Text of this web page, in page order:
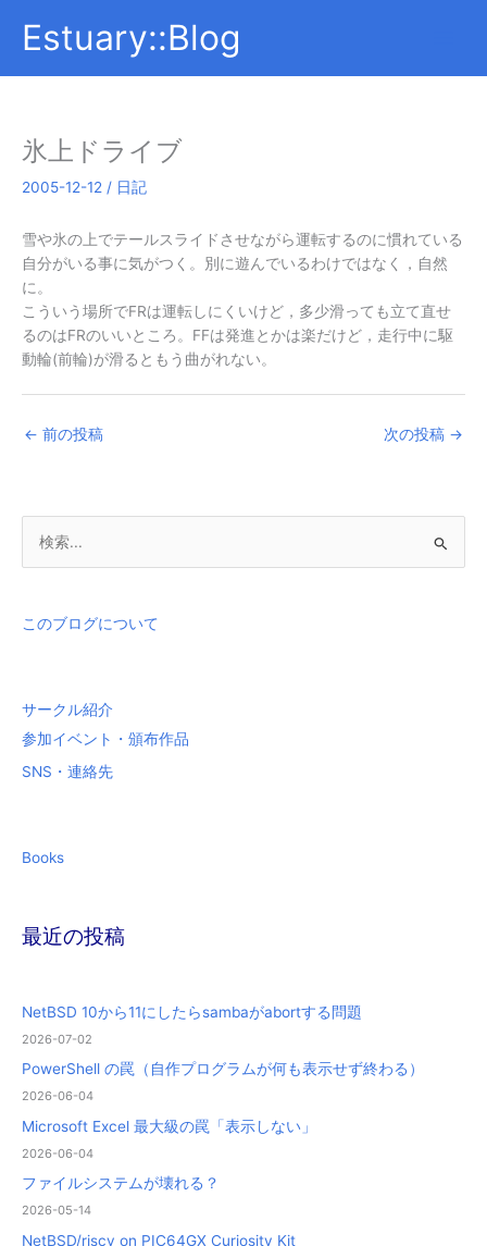
Estuary::Blog
氷上ドライブ
2005-12-12 / 日記
雪や氷の上でテールスライドさせながら運転するのに慣れている
自分がいる事に気がつく。別に遊んでいるわけではなく，自然
に。
こういう場所でFRは運転しにくいけど，多少滑っても立て直せ
るのはFRのいいところ。FFは発進とかは楽だけど，走行中に駆
動輪(前輪)が滑るともう曲がれない。
← 前の投稿 次の投稿 →
象
このブログについて
サークル紹介
参加イベント・頒布作品
SNS・連絡先
Books
最近の投稿
NetBSD 10から11にしたらsambaがabortする問題
2026-07-02
PowerShell の罠（自作プログラムが何も表示せず終わる）
2026-06-04
Microsoft Excel 最大級の罠「表示しない」
2026-06-04
ファイルシステムが壊れる？
2026-05-14
NetBSD/riscv on PIC64GX Curiosity Kit